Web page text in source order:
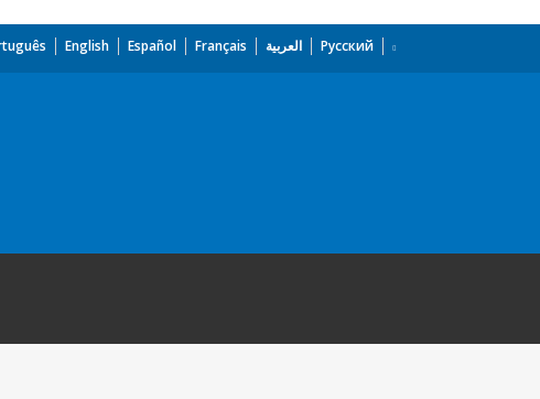
English Español Français العربية Русский